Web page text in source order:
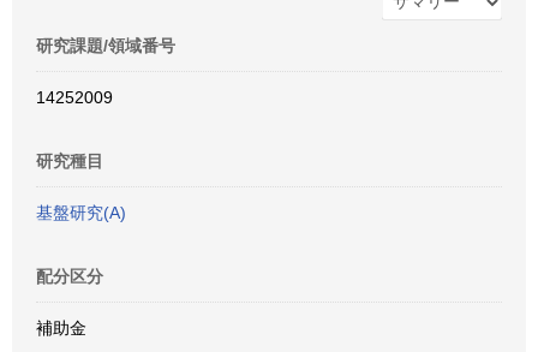
研究課題/領域番号
14252009
研究種目
基盤研究(A)
配分区分
補助金